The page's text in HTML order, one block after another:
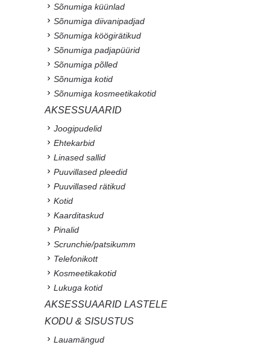
Sõnumiga küünlad
Sõnumiga diivanipadjad
Sõnumiga köögirätikud
Sõnumiga padjapüürid
Sõnumiga põlled
Sõnumiga kotid
Sõnumiga kosmeetikakotid
AKSESSUAARID
Joogipudelid
Ehtekarbid
Linased sallid
Puuvillased pleedid
Puuvillased rätikud
Kotid
Kaarditaskud
Pinalid
Scrunchie/patsikumm
Telefonikott
Kosmeetikakotid
Lukuga kotid
AKSESSUAARID LASTELE
KODU & SISUSTUS
Lauamängud